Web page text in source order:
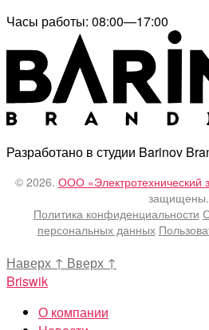
Часы работы: 08:00—17:00
Разработано в студии Barinov
© 2026. ООО «Электротехнический
защищены.
Политика конфиденциальности
персональных данных
Наверх ↑ Вверх ↑
Briswik
О компании